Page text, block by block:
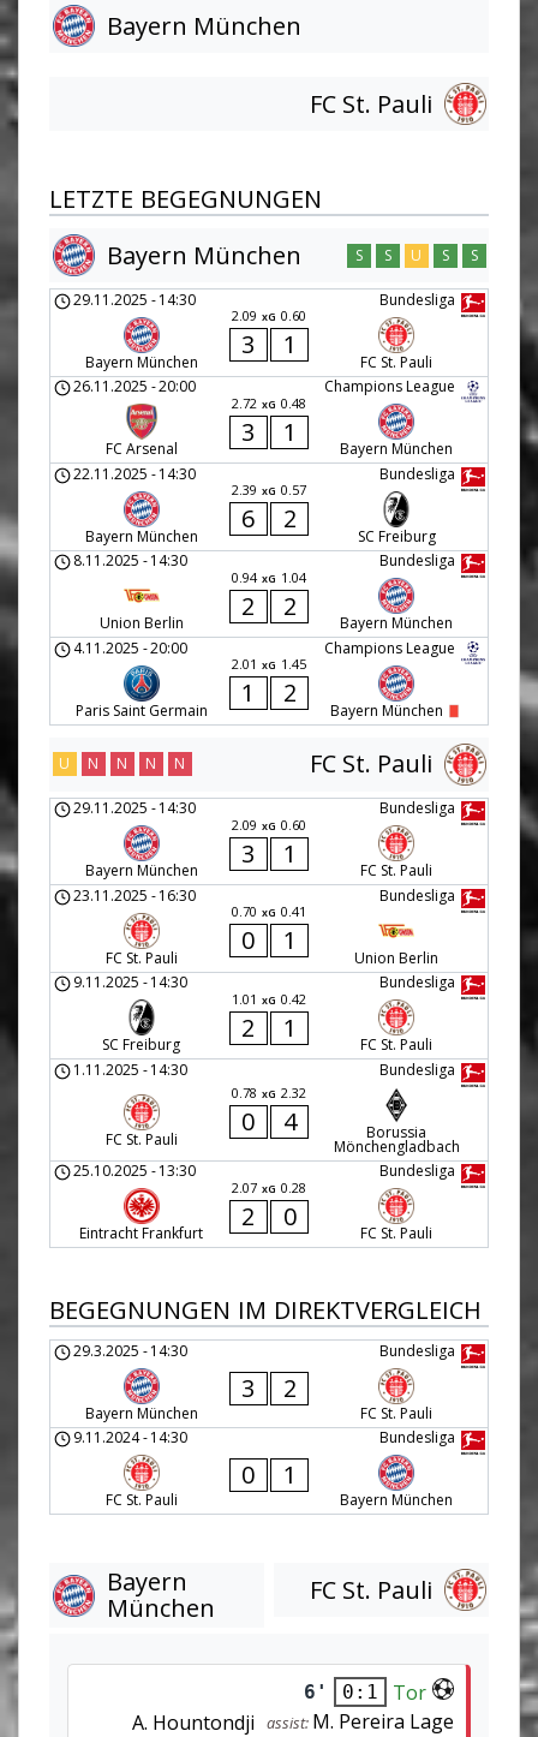
Bayern München
FC St. Pauli
LETZTE BEGEGNUNGEN
Bayern München
S S U S S
Bundesliga
29.11.2025 -14:30
Bayern München
2.09 xG 0.60
3 1
FC St. Pauli
Champions League
26.11.2025 -20:00
FC Arsenal
2.72 xG 0.48
3 1
Bayern München
Bundesliga
22.11.2025 -14:30
Bayern München
2.39 xG 0.57
6 2
SC Freiburg
Bundesliga
8.11.2025 -14:30
Union Berlin
0.94 xG 1.04
2 2
Bayern München
Champions League
4.11.2025 -20:00
Paris Saint Germain
2.01 xG 1.45
1 2
Bayern München
FC St. Pauli
U N N N N
Bundesliga
29.11.2025 -14:30
Bayern München
2.09 xG 0.60
3 1
FC St. Pauli
Bundesliga
23.11.2025 -16:30
FC St. Pauli
0.70 xG 0.41
0 1
Union Berlin
Bundesliga
9.11.2025 -14:30
SC Freiburg
1.01 xG 0.42
2 1
FC St. Pauli
Bundesliga
1.11.2025 -14:30
FC St. Pauli
0.78 xG 2.32
0 4 Borussia
Mönchengladbach
Bundesliga
25.10.2025 -13:30
Eintracht Frankfurt
2.07 xG 0.28
2 0
FC St. Pauli
BEGEGNUNGEN IM DIREKTVERGLEICH
Bundesliga
29.3.2025 -14:30
Bayern München
3 2
FC St. Pauli
Bundesliga
9.11.2024-14:30
FC St. Pauli
0 1
Bayern München
Bayern
München
FC St. Pauli
6' 0:1
Tor
A. Hountondji
assist: M. Pereira Lage